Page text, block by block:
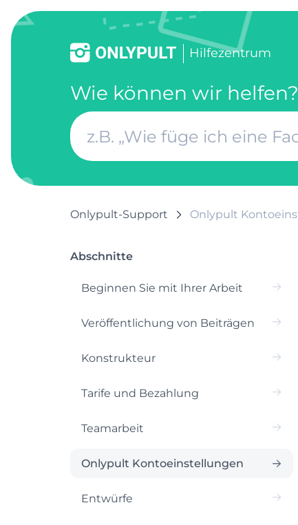
Hilfezentrum
Wie können wir helfen?
Onlypult-Support Onlypult
Abschnitte
Beginnen Sie mit Ihrer Arbeit
Veröffentlichung von Beiträgen
Konstrukteur
Tarife und Bezahlung
Teamarbeit
Onlypult Kontoeinstellungen
Entwürfe